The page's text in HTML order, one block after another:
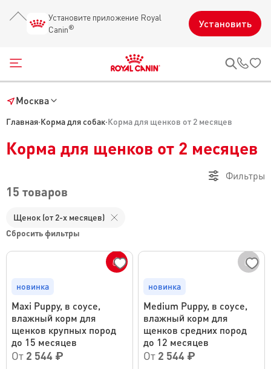
Установите приложение Royal
Canin® Установить
Открыть меню
Главная·Корма для собак·Корма для щенков от 2 месяцев
Москва
Корма для щенков от 2 месяцев
Фильтры
15 товаров
Щенок (от 2-х месяцев)
Сбросить фильтры
новинка
Maxi Puppy, в соусе,
влажный корм для
щенков крупных пород
до 15 месяцев
От 2 544 ₽
новинка
Medium Puppy, в соусе,
влажный корм для
щенков средних пород
до 12 месяцев
От 2 544 ₽